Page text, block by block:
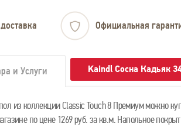
Официальная
и Услуги Kaindl Сосна Кадьяк
из коллекции Classic Touch 8 Премиум можно
по цене 1269 руб. за кв.м. Напольное